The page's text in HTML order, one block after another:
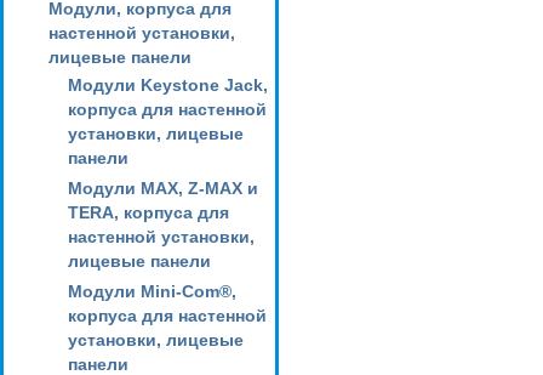
Модули, корпуса для
настенной установки,
лицевые панели
Модули Keystone Jack,
корпуса для настенной
установки, лицевые
панели
Модули MAX, Z-MAX и
TERA, корпуса для
настенной установки,
лицевые панели
Модули Mini-Com®,
корпуса для настенной
установки, лицевые
панели